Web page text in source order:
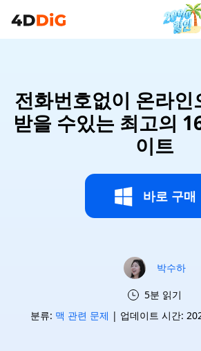
전화번호없이 온라인
받을 수있는 최고의
이트
바로 구매
박수하
5분 읽기
분류: 맥 관련 문제 | 업데이트 시간: